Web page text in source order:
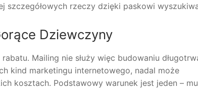
szczegółowych rzeczy dzięki paskowi
Dziewczyny
Mailing nie służy więc budowaniu
kind marketingu internetowego, nadal może
kosztach. Podstawowy warunek jest jeden –